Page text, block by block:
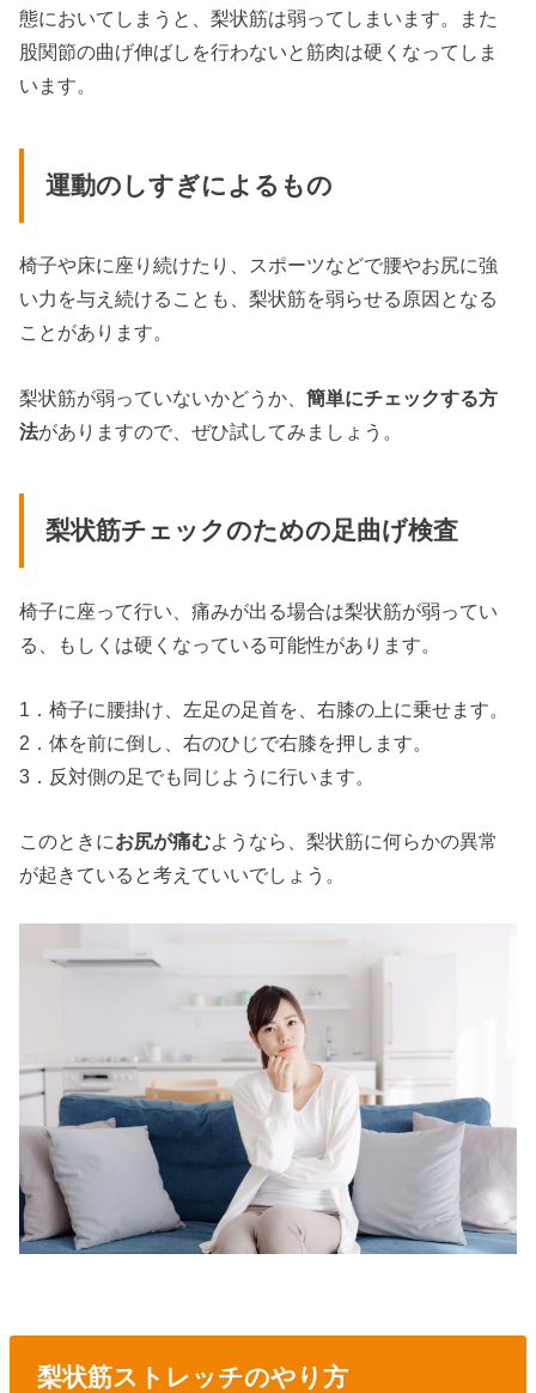
態においてしまうと、梨状筋は弱ってしまいます。また
股関節の曲げ伸ばしを行わないと筋肉は硬くなってしま
います。
運動のしすぎによるもの
椅子や床に座り続けたり、スポーツなどで腰やお尻に強
い力を与え続けることも、梨状筋を弱らせる原因となる
ことがあります。
梨状筋が弱っていないかどうか、簡単にチェックする方
法がありますので、ぜひ試してみましょう。
梨状筋チェックのための足曲げ検査
椅子に座って行い、痛みが出る場合は梨状筋が弱ってい
る、もしくは硬くなっている可能性があります。
1．椅子に腰掛け、左足の足首を、右膝の上に乗せます。
2．体を前に倒し、右のひじで右膝を押します。
3．反対側の足でも同じように行います。
このときにお尻が痛むようなら、梨状筋に何らかの異常
が起きていると考えていいでしょう。
梨状筋ストレッチのやり方